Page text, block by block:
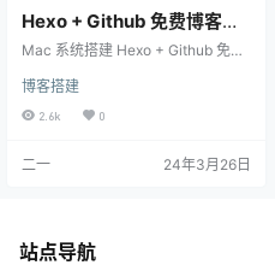
Hexo + Github 免费博客搭
建全流程（Mac 系统）｜新
Mac 系统搭建 Hexo + Github 免费
把手教学 一、搭建环境，部署本地
的 Hexo 博客 二、本地文章发布测
kdown 基础，推荐观看我的 这期视
…
博客搭建
2.6k 0
二一 24年3月26日
站点导航